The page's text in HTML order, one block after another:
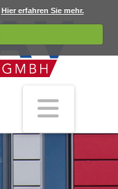
Hier erfahren Sie mehr.